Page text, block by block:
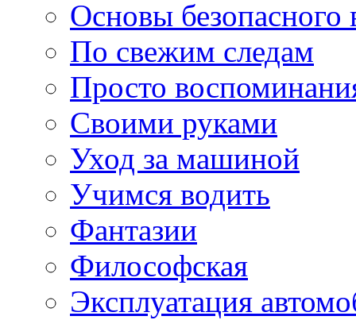
Основы безопасного
По свежим следам
Просто
Своими руками
Уход за машиной
Учимся водить
Фантазии
Философская
Эксплуатация